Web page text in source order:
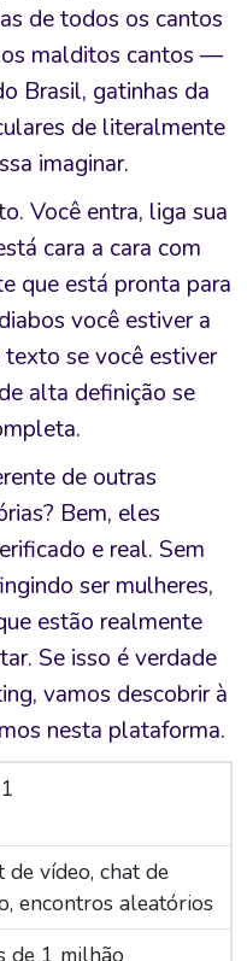
de todos os cantos
malditos cantos —
Brasil, gatinhas da
de literalmente
imaginar.
Você entra, liga sua
cara a cara com
que está pronta para
você estiver a
se você estiver
alta definição se
de outras
Bem, eles
e real. Sem
ser mulheres,
estão realmente
Se isso é verdade
vamos descobrir à
nesta plataforma.
de vídeo, chat de
encontros aleatórios
de 1 milhão